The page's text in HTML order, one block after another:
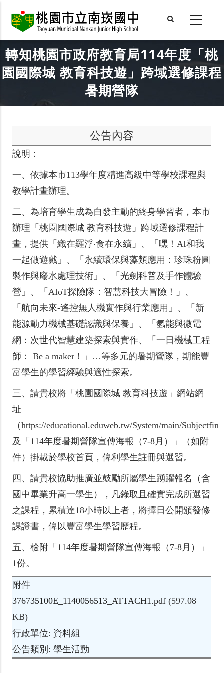
轉知桃園市政府教育局114年度「桃
園國際城 教育科技遊」跨域選修課程
暑期營隊
公告內容
說明：
一、 依據本市113學年度精進高級中等學校課程與
教學計畫辦理。
二、 為培育學生成為自發主動的終身學習者，本市
辦理「桃園國際城 教育科技遊」跨域選修課程計
畫，提供「織在羅浮‧食在永續」、「嘿！AI和我
一起做遊戲」、「永續環保與藻類應用：珍珠粉圓
製作與廢水處理技術」、「光劍科普及手作體驗
營」、「AIoT探險隊：智慧科技大冒險！」、
「航向未來-遙控無人機實作與行業應用」、「新
能源動力機械基礎認識與保養」、「氫能與微電
網：次世代智慧建築探索與實作、「一日機械工程
師： Be a maker！」…等多元的暑期營隊，期能豐
富學生的學習經驗與適性探索。
三、 請貴校將「桃園國際城 教育科技遊」網站網
址
（https://educational.eduweb.tw/System/main/
及「114年度暑期營隊宣傳海報（7-8月）」（如附
件）掛載於學校首頁，俾利學生註冊與選習。
四、 請貴校協助推廣並鼓勵所屬學生踴躍報名（含
國中畢業升高一學生），凡錄取且確實完成所選習
之課程，累積達18小時以上者，將擇日公開頒發修
課證書，俾以豐富學生學習歷程。
五、 檢附「114年度暑期營隊宣傳海報（7-8月）」
1份。
附件
376735100E_1140056513_ATTACH1.pdf (597.08
KB)
行政單位 資料組
公告類別
學生活動